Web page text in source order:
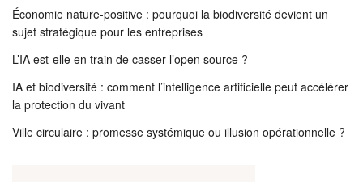
Économie nature-positive : pourquoi la biodiversité devient un
sujet stratégique pour les entreprises
L’IA est-elle en train de casser l’open source ?
IA et biodiversité : comment l’intelligence artificielle peut accélérer
la protection du vivant
Ville circulaire : promesse systémique ou illusion opérationnelle ?